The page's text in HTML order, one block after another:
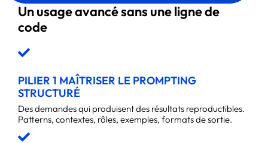
Un usage avancé sans une ligne de
code
PILIER 1 MAÎTRISER LE PROMPTING
STRUCTURÉ
Des demandes qui produisent des résultats reproductibles.
Patterns, contextes, rôles, exemples, formats de sortie.